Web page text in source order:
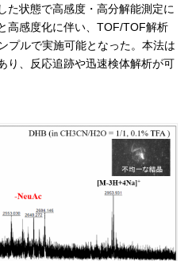
た状態で高感度・高分解能測定に
高感度化に伴い、TOF/TOF解析
プルで実施可能となった。本法は
り、反応追跡や迅速検体解析が可